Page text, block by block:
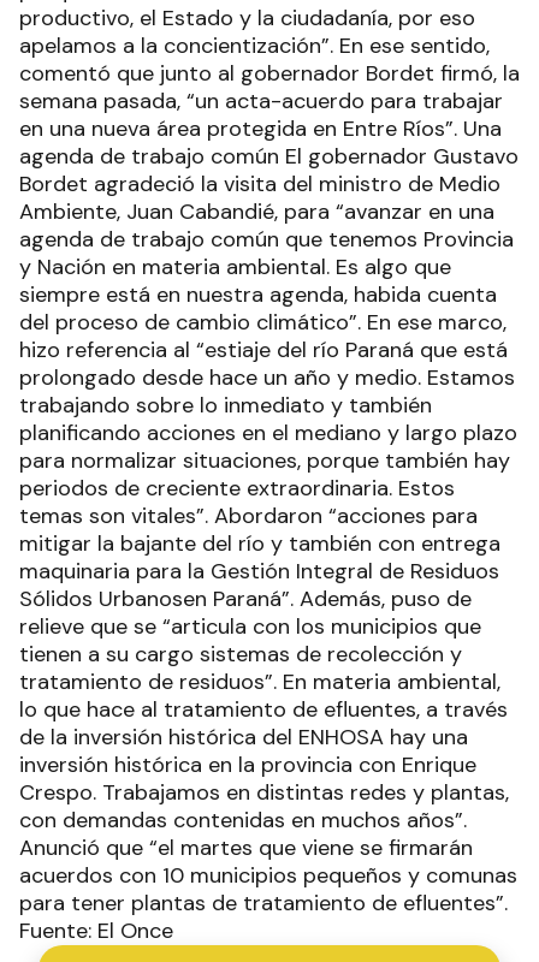
productivo, el Estado y la ciudadanía, por eso
apelamos a la concientización”. En ese sentido,
comentó que junto al gobernador Bordet firmó, la
semana pasada, “un acta-acuerdo para trabajar
en una nueva área protegida en Entre Ríos”. Una
agenda de trabajo común El gobernador Gustavo
Bordet agradeció la visita del ministro de Medio
Ambiente, Juan Cabandié, para “avanzar en una
agenda de trabajo común que tenemos Provincia
y Nación en materia ambiental. Es algo que
siempre está en nuestra agenda, habida cuenta
del proceso de cambio climático”. En ese marco,
hizo referencia al “estiaje del río Paraná que está
prolongado desde hace un año y medio. Estamos
trabajando sobre lo inmediato y también
planificando acciones en el mediano y largo plazo
para normalizar situaciones, porque también hay
periodos de creciente extraordinaria. Estos
temas son vitales”. Abordaron “acciones para
mitigar la bajante del río y también con entrega
maquinaria para la Gestión Integral de Residuos
Sólidos Urbanosen Paraná”. Además, puso de
relieve que se “articula con los municipios que
tienen a su cargo sistemas de recolección y
tratamiento de residuos”. En materia ambiental,
lo que hace al tratamiento de efluentes, a través
de la inversión histórica del ENHOSA hay una
inversión histórica en la provincia con Enrique
Crespo. Trabajamos en distintas redes y plantas,
con demandas contenidas en muchos años”.
Anunció que “el martes que viene se firmarán
acuerdos con 10 municipios pequeños y comunas
para tener plantas de tratamiento de efluentes”.
Fuente: El Once